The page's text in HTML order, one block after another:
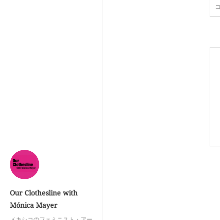
Our Clothesline with
Mónica Mayer